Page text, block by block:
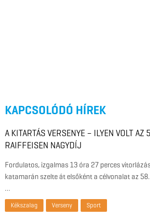
KAPCSOLÓDÓ HÍREK
A KITARTÁS VERSENYE – ILYEN VOLT AZ
RAIFFEISEN NAGYDÍJ
Fordulatos, izgalmas 13 óra 27 perces
katamarán szelte át elsőként a célvonalat az
…
Kékszalag Verseny Sport